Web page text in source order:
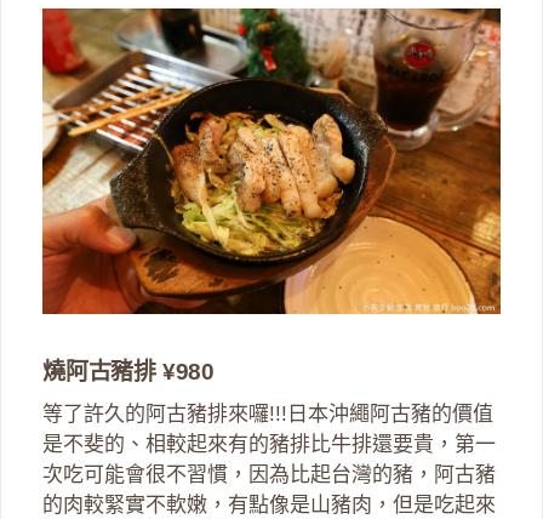
燒阿古豬排 ¥980
等了許久的阿古豬排來囉!!!日本沖繩阿古豬的價值
是不斐的、相較起來有的豬排比牛排還要貴，第一
次吃可能會很不習慣，因為比起台灣的豬，阿古豬
的肉較緊實不軟嫩，有點像是山豬肉，但是吃起來